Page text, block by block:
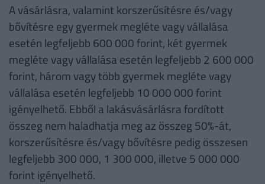
A vásárlásra, valamint korszerűsítésre és/vagy
bővítésre egy gyermek megléte vagy vállalása
esetén legfeljebb 600 000 forint, két gyermek
megléte vagy vállalása esetén legfeljebb 2 600 000
forint, három vagy több gyermek megléte vagy
vállalása esetén legfeljebb 10 000 000 forint
igényelhető. Ebből a lakásvásárlásra fordított
összeg nem haladhatja meg az összeg 50%-át,
korszerűsítésre és/vagy bővítésre pedig összesen
legfeljebb 300 000, 1 300 000, illetve 5 000 000
forint igényelhető.